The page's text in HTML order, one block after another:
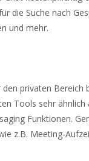
die Suche nach
und mehr.
privaten Bereich
Tools sehr ähnlich
Funktionen.
z.B. Meeting-